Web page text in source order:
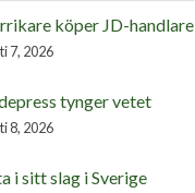
köper JD-handlare
7, 2026
tynger vetet
8, 2026
i sitt slag i Sverige